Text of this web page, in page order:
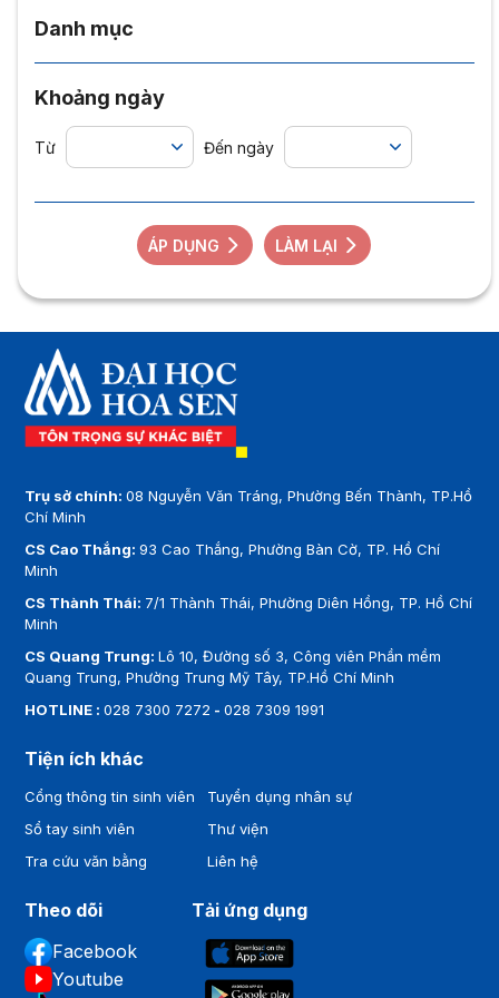
Danh mục
Khoảng ngày
Từ Đến ngày
ÁP DỤNG LÀM LẠI
Trụ sở chính:08 Nguyễn Văn Tráng, Phường Bến Thành, TP.Hồ
Chí Minh
CS Cao Thắng:93 Cao Thắng, Phường Bàn Cờ, TP. Hồ Chí
Minh
CS Thành Thái: 7/1 Thành Thái, Phường Diên Hồng, TP. Hồ Chí
Minh
CS Quang Trung:Lô 10, Đường số 3, Công viên Phần mềm
Quang Trung, Phường Trung Mỹ Tây, TP.Hồ Chí Minh
HOTLINE :028 7300 7272 -028 7309 1991
Tiện ích khác
Cổng thông tin sinh viên
Sổ tay sinh viên
Tra cứu văn bằng
Tuyển dụng nhân sự
Thư viện
Liên hệ
Theo dõi
Facebook
Youtube
Tải ứng dụng